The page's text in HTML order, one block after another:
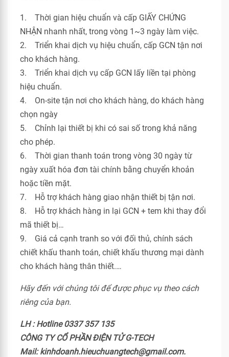
1. Thời gian hiệu chuẩn và cấp GIẤY CHỨNG
NHẬN nhanh nhất, trong vòng 1~3 ngày làm việc.
2. Triển khai dịch vụ hiệu chuẩn, cấp GCN tận nơi
cho khách hàng.
3. Triển khai dịch vụ cấp GCN lấy liền tại phòng
hiệu chuẩn.
4. On-site tận nơi cho khách hàng, do khách hàng
chọn ngày
5. Chỉnh lại thiết bị khi có sai số trong khả năng
cho phép.
6. Thời gian thanh toán trong vòng 30 ngày từ
ngày xuất hóa đơn tài chính bằng chuyển khoản
hoặc tiền mặt.
7. Hỗ trợ khách hàng giao nhận thiết bị tận nơi.
8. Hỗ trợ khách hàng in lại GCN + tem khi thay đổi
mã thiết bị…
9. Giá cả cạnh tranh so với đối thủ, chính sách
chiết khấu thanh toán, chiết khấu thương mại dành
cho khách hàng thân thiết.…
Hãy đến với chúng tôi để được phục vụ theo cách
riêng của bạn.
LH : Hotline 0337 357 135
CÔNG TY CỔ PHẦN ĐIỆN TỬ G-TECH
Mail: kinhdoanh.hieuchuangtech@gmail.com.